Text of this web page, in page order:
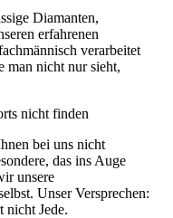
Diamanten,
erfahrenen
verarbeitet
man nicht nur sieht,
nicht finden
bei uns nicht
das ins Auge
unsere
Unser Versprechen:
nicht Jede.